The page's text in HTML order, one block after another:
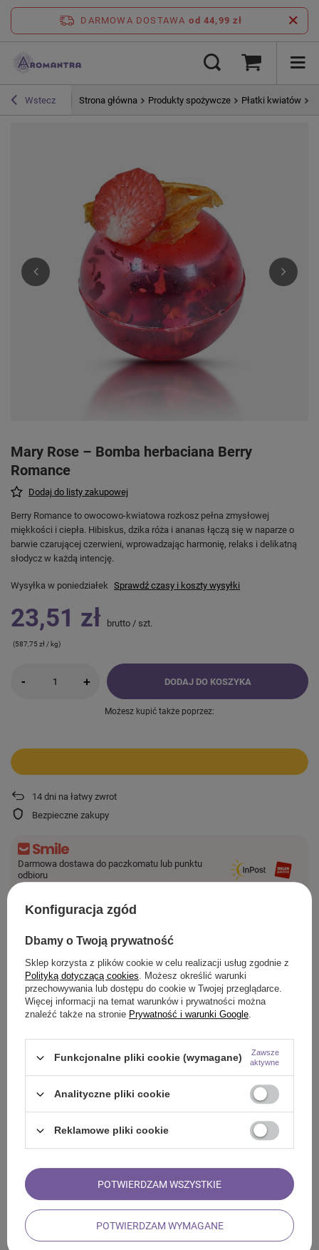
DARMOWA DOSTAWA od 44,99 zł
Wstecz Strona główna Produkty spożywcze Płatki kwiatów
Mary Rose – Bomba herbaciana Berry
Romance
Dodaj do listy zakupowej
Berry Romance to owocowo-kwiatowa rozkosz pełna zmysłowej
miękkości i ciepła. Hibiskus, dzika róża i ananas łączą się w naparze o
barwie czarującej czerwieni, wprowadzając harmonię, relaks i delikatną
słodycz w każdą intencję.
Wysyłka w poniedziałek Sprawdź czasy i koszty wysyłki
23,51 zł brutto / szt.
(587,75 zł / kg)
- + DODAJ DO KOSZYKA
Możesz kupić także poprzez:
14 dni na łatwy zwrot
Bezpieczne zakupy
Darmowa dostawa do paczkomatu lub punktu
odbioru
Smile - dostawy ze sklepów internetowych przy zamówieniu od
SZCZEGÓŁOWE INFORMACJE
OPINIE
ZOBACZ RÓWNIEŻ
Mary Rose – Hibiskus – Malwa Sudańska (płatki) 50 g
/ szt.
(278,00 zł / kg)
Mary Rose - Herbata Tropicana - 50 g
Konfiguracja zgód
Dbamy o Twoją prywatność
Sklep korzysta z plików cookie w celu realizacji usług zgodnie z
Polityką dotyczącą cookies. Możesz określić warunki
przechowywania lub dostępu do cookie w Twojej przeglądarce.
Więcej informacji na temat warunków i prywatności można
znaleźć także na stronie Prywatność i warunki Google.
Funkcjonalne pliki cookie (wymagane)
Zawsze
aktywne
Analityczne pliki cookie
Reklamowe pliki cookie
POTWIERDZAM WYMAGANE
POTWIERDZAM WSZYSTKIE